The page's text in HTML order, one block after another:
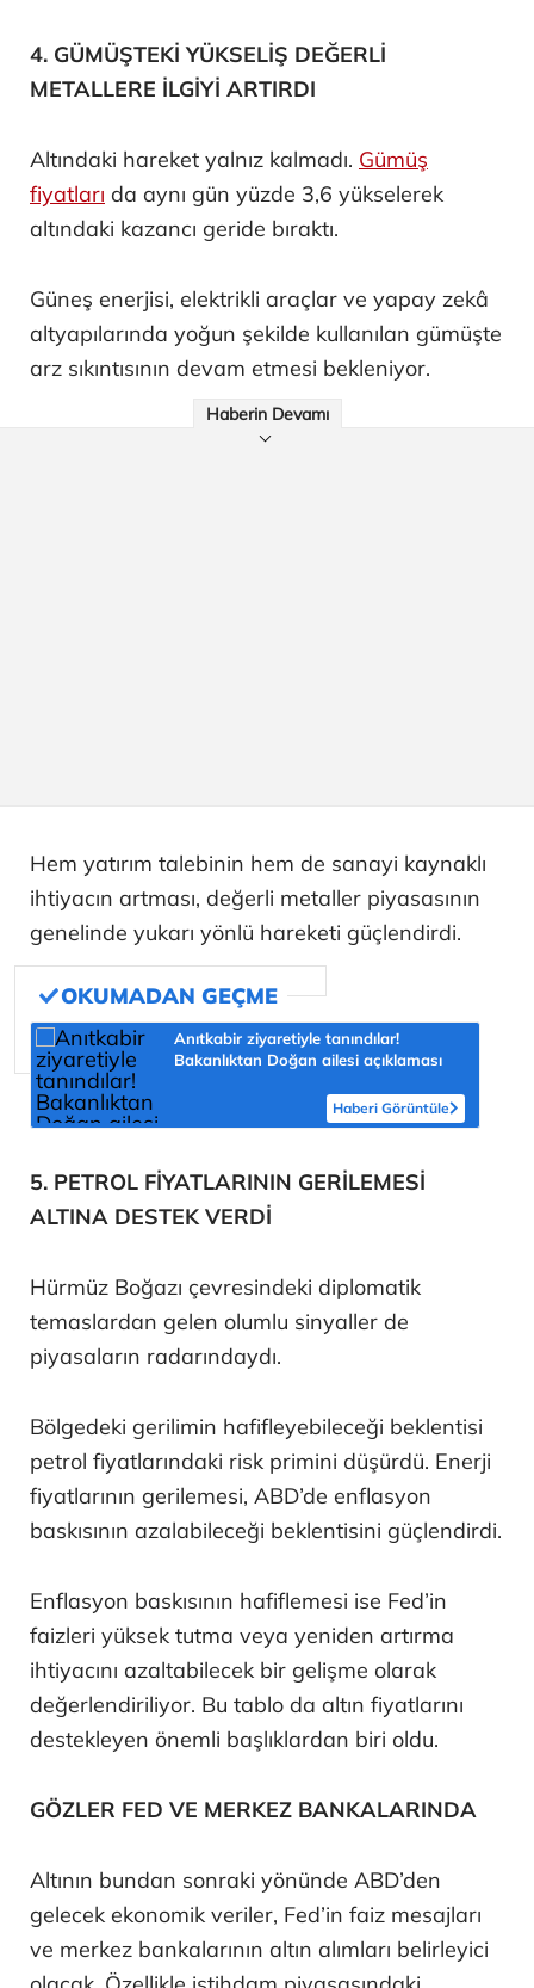
4. GÜMÜŞTEKİ YÜKSELİŞ DEĞERLİ
METALLERE İLGİYİ ARTIRDI
Altındaki hareket yalnız kalmadı. Gümüş
fiyatları da aynı gün yüzde 3,6 yükselerek
altındaki kazancı geride bıraktı.
Güneş enerjisi, elektrikli araçlar ve yapay zekâ
altyapılarında yoğun şekilde kullanılan gümüşte
arz sıkıntısının devam etmesi bekleniyor.
Haberin Devamı
Hem yatırım talebinin hem de sanayi kaynaklı
ihtiyacın artması, değerli metaller piyasasının
genelinde yukarı yönlü hareketi güçlendirdi.
Anıtkabir ziyaretiyle tanındılar!
Bakanlıktan Doğan ailesi açıklaması
Haberi Görüntüle
5. PETROL FİYATLARININ GERİLEMESİ
ALTINA DESTEK VERDİ
Hürmüz Boğazı çevresindeki diplomatik
temaslardan gelen olumlu sinyaller de
piyasaların radarındaydı.
Bölgedeki gerilimin hafifleyebileceği beklentisi
petrol fiyatlarındaki risk primini düşürdü. Enerji
fiyatlarının gerilemesi, ABD’de enflasyon
baskısının azalabileceği beklentisini güçlendirdi.
Enflasyon baskısının hafiflemesi ise Fed’in
faizleri yüksek tutma veya yeniden artırma
ihtiyacını azaltabilecek bir gelişme olarak
değerlendiriliyor. Bu tablo da altın fiyatlarını
destekleyen önemli başlıklardan biri oldu.
GÖZLER FED VE MERKEZ BANKALARINDA
Altının bundan sonraki yönünde ABD’den
gelecek ekonomik veriler, Fed’in faiz mesajları
ve merkez bankalarının altın alımları belirleyici